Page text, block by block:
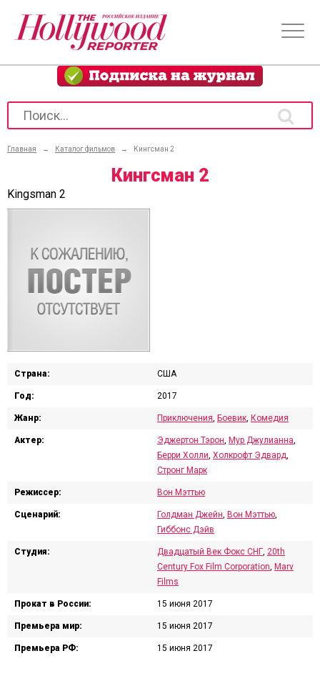
Главная → Каталог фильмов → Кингсман 2
Кингсман 2
Kingsman 2
Страна: США
Год: 2017
Жанр: Приключения, Боевик, Комедия
Актер: Эджертон Тэрон, Мур Джулианна,
Берри Холли, Холкрофт Эдвард,
Стронг Марк
Режиссер: Вон Мэттью
Сценарий: Голдман Джейн, Вон Мэттью,
Гиббонс Дэйв
Студия: Двадцатый Век Фокс СНГ, 20th
Century Fox Film Corporation, Marv
Films
Прокат в России: 15 июня 2017
Премьера мир: 15 июня 2017
Премьера РФ: 15 июня 2017